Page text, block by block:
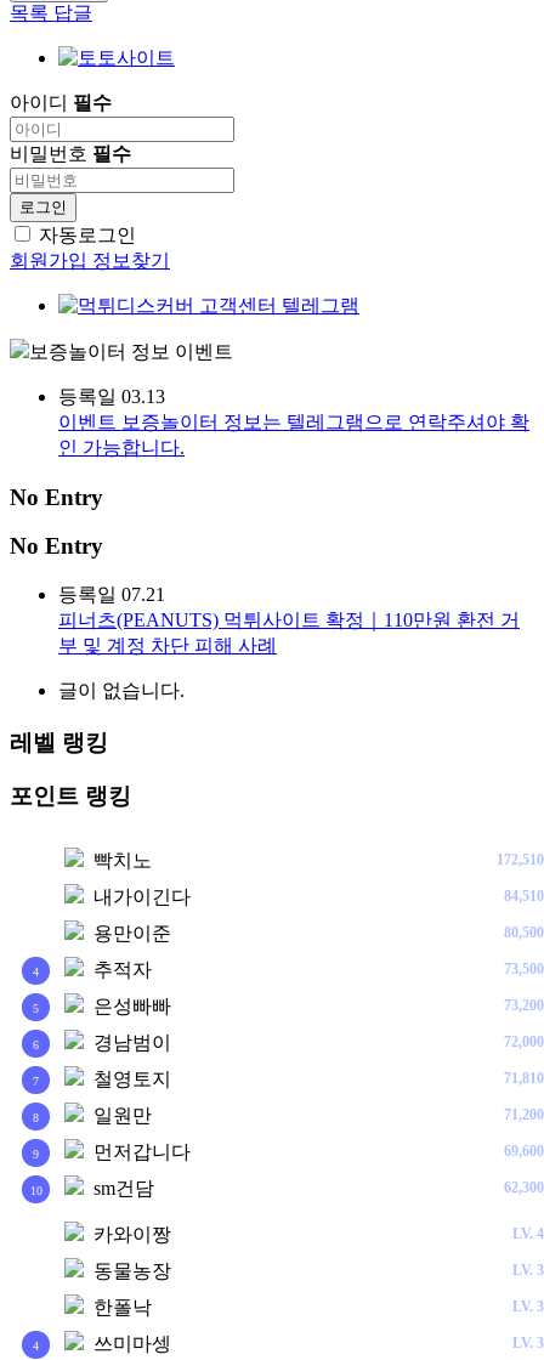
목록 답글
아이디 필수
비밀번호 필수
로그인
자동로그인
회원가입 정보찾기
보증놀이터 정보 이벤트
등록일 03.13
이벤트 보증놀이터 정보는 텔레그램으로 연락주셔야 확
인 가능합니다.
No Entry
No Entry
등록일 07.21
피너츠(PEANUTS) 먹튀사이트 확정｜110만원 환전 거
부 및 계정 차단 피해 사례
글이 없습니다.
레벨 랭킹
포인트 랭킹
빡치노 172,510
내가이긴다 84,510
용만이준 80,500
4 추적자 73,500
5 은성빠빠 73,200
6 경남범이 72,000
7 철영토지 71,810
8 일원만 71,200
9 먼저갑니다 69,600
10 sm건담 62,300
카와이짱 LV. 4
동물농장 LV. 3
한폴낙 LV. 3
4 쓰미마셍 LV. 3